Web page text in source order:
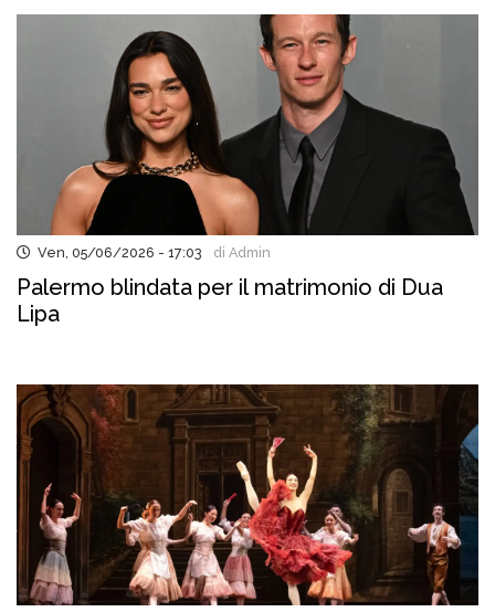
Ven, 05/06/2026 - 17:03 di Admin
Palermo blindata per il matrimonio di Dua
Lipa